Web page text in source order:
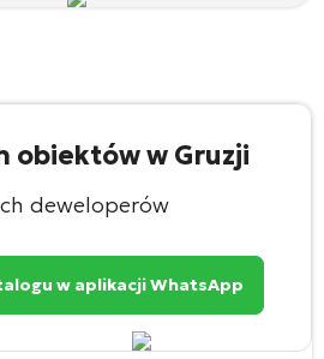
obiektów w Gruzji
deweloperów
w aplikacji WhatsApp